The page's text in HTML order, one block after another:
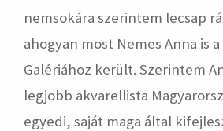
nemsokára szerintem lecsap
ahogyan most Nemes Anna is
Galériához került. Szerintem
legjobb akvarellista
egyedi, saját maga által